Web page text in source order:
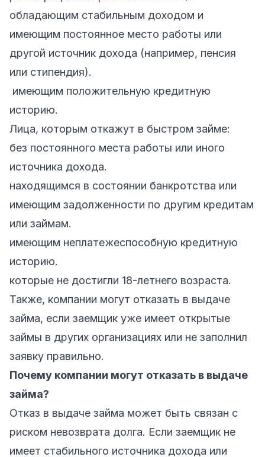
обладающим стабильным доходом и
имеющим постоянное место работы или
другой источник дохода (например, пенсия
или стипендия).
имеющим положительную кредитную
историю.
Лица, которым откажут в быстром займе:
без постоянного места работы или иного
источника дохода.
находящимся в состоянии банкротства или
имеющим задолженности по другим кредитам
или займам.
имеющим неплатежеспособную кредитную
историю.
которые не достигли 18-летнего возраста.
Также, компании могут отказать в выдаче
займа, если заемщик уже имеет открытые
займы в других организациях или не заполнил
заявку правильно.
Почему компании могут отказать в выдаче
займа?
Отказ в выдаче займа может быть связан с
риском невозврата долга. Если заемщик не
имеет стабильного источника дохода или